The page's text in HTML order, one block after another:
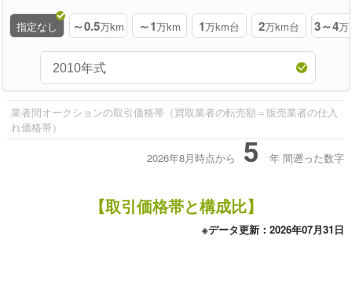
指定なし ～0.5万km ～1万km 1万km台 2万km台 3～4万
業者間オークションの取引価格帯（買取業者の転売額＝販売業者の仕入
れ価格帯）
2026年8月時点から 5 年 間遡った数字
【取引価格帯と構成比】
※データ更新：2026年07月31日